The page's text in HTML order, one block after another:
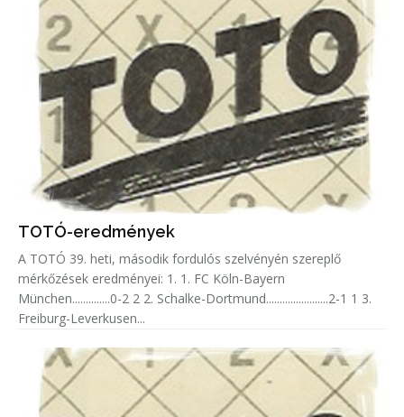
TOTÓ-eredmények
A TOTÓ 39. heti, második fordulós szelvényén szereplő
mérkőzések eredményei: 1. 1. FC Köln-Bayern
München..............0-2 2 2. Schalke-Dortmund.......................2-1 1 3.
Freiburg-Leverkusen...